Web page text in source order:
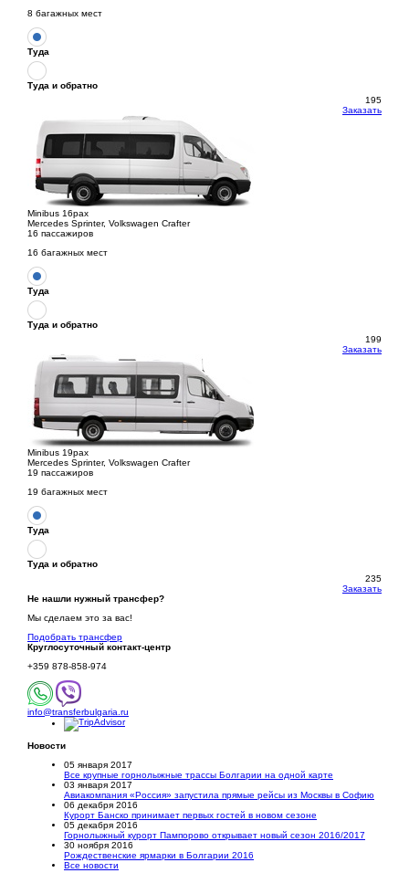
8 багажных мест
Туда
Туда и обратно
195
Заказать
Minibus 16pax
Mercedes Sprinter, Volkswagen Crafter
16 пассажиров
16 багажных мест
Туда
Туда и обратно
199
Заказать
Minibus 19pax
Mercedes Sprinter, Volkswagen Crafter
19 пассажиров
19 багажных мест
Туда
Туда и обратно
235
Заказать
Не нашли нужный трансфер?
Мы сделаем это за вас!
Подобрать трансфер
Круглосуточный контакт-центр
+359 878-858-974
info@transferbulgaria.ru
Новости
05 января 2017
Все крупные горнолыжные трассы Болгарии на одной карте
03 января 2017
Авиакомпания «Россия» запустила прямые рейсы из Москвы в Софию
06 декабря 2016
Курорт Банско принимает первых гостей в новом сезоне
05 декабря 2016
Горнолыжный курорт Пампорово открывает новый сезон 2016/2017
30 ноября 2016
Рождественские ярмарки в Болгарии 2016
Все новости